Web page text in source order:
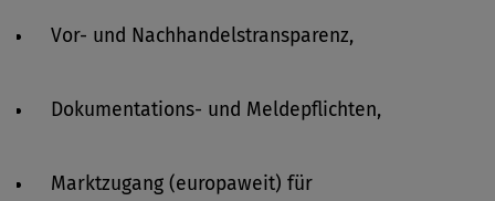
Vor- und Nachhandelstransparenz,
Dokumentations- und Meldepflichten,
Marktzugang (europaweit) für